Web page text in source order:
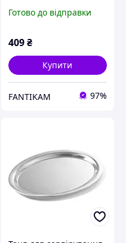
(426425) з швидкою
Готово до відправки
409₴
Купити
FANTIKAM 97%